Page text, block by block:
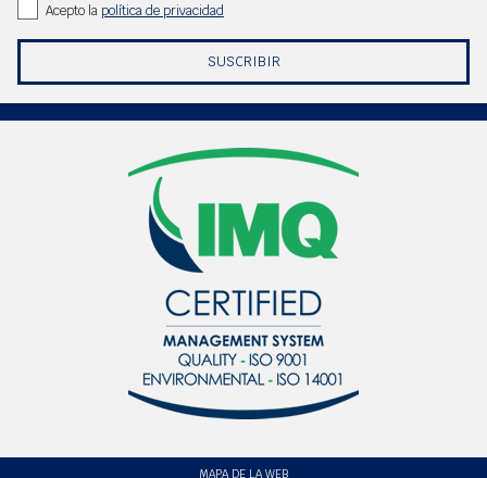
Acepto la política de privacidad
SUSCRIBIR
MAPA DE LA WEB